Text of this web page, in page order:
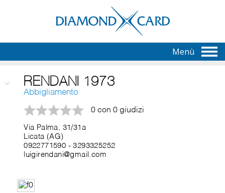
Menù
RENDANI 1973
Abbigliamento
0 con 0 giudizi
Via Palma, 31/31a
Licata (AG)
0922771590 -3293325252
luigirendani@gmail.com